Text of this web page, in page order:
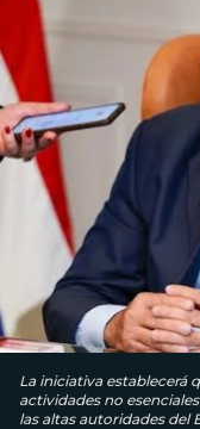
La iniciativa establecerá
actividades no
las altas autoridades del